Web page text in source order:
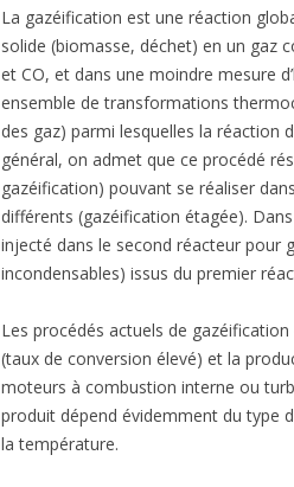
La gazéification est une réaction
solide (biomasse, déchet) en un gaz
et CO, et dans une moindre mesure
ensemble de transformations
des gaz) parmi lesquelles la réaction
général, on admet que ce procédé
gazéification) pouvant se réaliser
différents (gazéification étagée).
injecté dans le second réacteur pour
incondensables) issus du premier
Les procédés actuels de
(taux de conversion élevé) et la
moteurs à combustion interne ou
produit dépend évidemment du type
la température.